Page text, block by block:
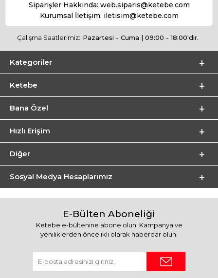
Siparişler Hakkında: web.siparis@ketebe.com
Kurumsal İletişim: iletisim@ketebe.com
Çalışma Saatlerimiz: Pazartesi - Cuma | 09:00 - 18:00'dir.
Kategoriler
Ketebe
Bana Özel
Hızlı Erişim
Diğer
Sosyal Medya Hesaplarımız
E-Bülten Aboneliği
Ketebe e-bültenine abone olun. Kampanya ve
yeniliklerden öncelikli olarak haberdar olun.